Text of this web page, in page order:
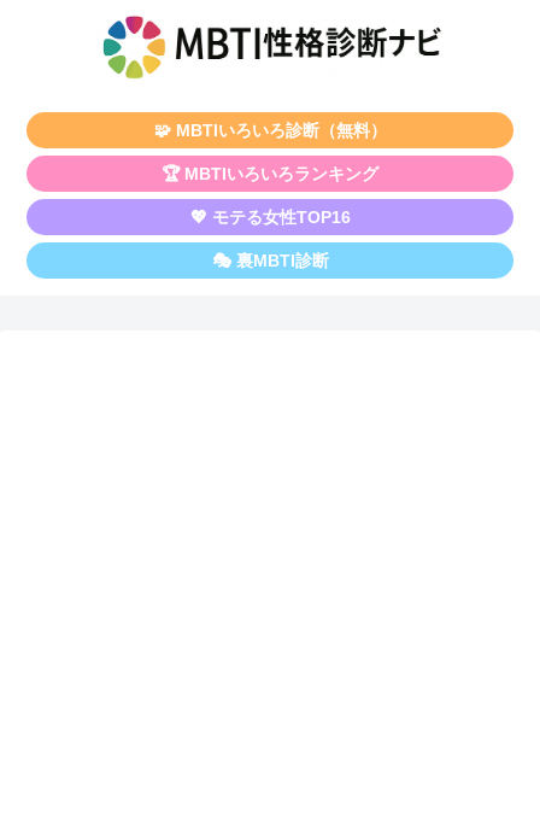
🧩 MBTIいろいろ診断（無料）
🏆 MBTIいろいろランキング
💖 モテる女性TOP16
🎭 裏MBTI診断